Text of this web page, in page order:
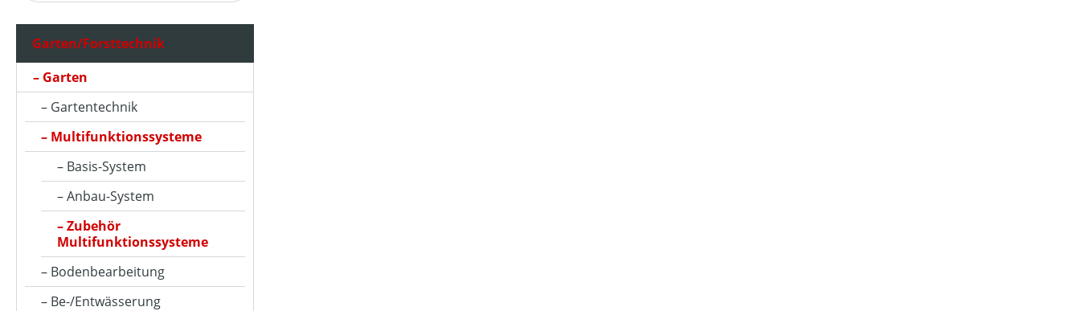
Garten/Forsttechnik
Garten
Gartentechnik
Multifunktionssysteme
Basis-System
Anbau-System
Zubehör
Multifunktionssysteme
Bodenbearbeitung
Be-/Entwässerung